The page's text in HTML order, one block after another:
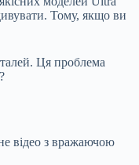
Тому, якщо ви
Ця проблема
відео з вражаючою